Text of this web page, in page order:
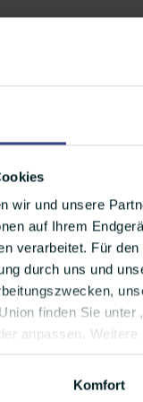
wir und unsere
auf Ihrem
verarbeitet. Für
durch uns und
finden Sie
anpassen.
Komfort
Franzbrötchen
Ja, mit diesem
boxen. Ganz
sein... Nun